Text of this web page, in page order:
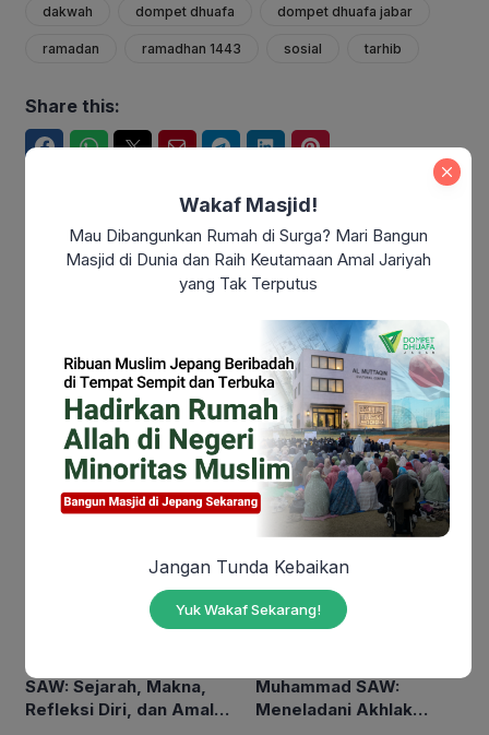
dakwah dompet dhuafa dompet dhuafa jabar
ramadan ramadhan 1443 sosial tarhib
Share this:
Dompet Dhuafa Jabar
You might also like
SAW: Sejarah, Makna,
Refleksi Diri, dan Amalan
Muhammad SAW:
Meneladani Akhlak
Wakaf Masjid!
Mau Dibangunkan Rumah di Surga? Mari Bangun
Masjid di Dunia dan Raih Keutamaan Amal Jariyah
yang Tak Terputus
Jangan Tunda Kebaikan
Yuk Wakaf Sekarang!